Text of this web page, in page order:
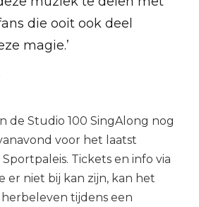
die ooit ook deel
magie.’
de Studio 100 SingAlong nog
voor het laatst
Tickets en info via
er niet bij kan zijn, kan het
tijdens een